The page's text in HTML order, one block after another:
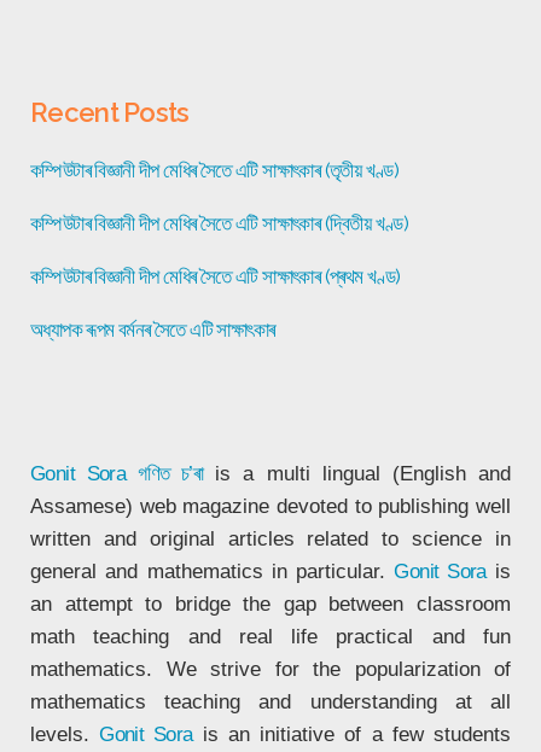
Recent Posts
কম্পিউটাৰ বিজ্ঞানী দীপ মেধিৰ সৈতে এটি সাক্ষাৎকাৰ (তৃতীয় খণ্ড)
কম্পিউটাৰ বিজ্ঞানী দীপ মেধিৰ সৈতে এটি সাক্ষাৎকাৰ (দ্বিতীয় খণ্ড)
কম্পিউটাৰ বিজ্ঞানী দীপ মেধিৰ সৈতে এটি সাক্ষাৎকাৰ (প্ৰথম খণ্ড)
অধ্যাপক ৰূপম বৰ্মনৰ সৈতে এটি সাক্ষাৎকাৰ
Gonit Sora গণিত চ’ৰাis a multi lingual (English and
Assamese) web magazine devoted to publishing well
written and original articles related to science in
general and mathematics in particular.Gonit Sorais
an attempt to bridge the gap between classroom
math teaching and real life practical and fun
mathematics. We strive for the popularization of
mathematics teaching and understanding at all
levels.Gonit Sorais an initiative of a few students